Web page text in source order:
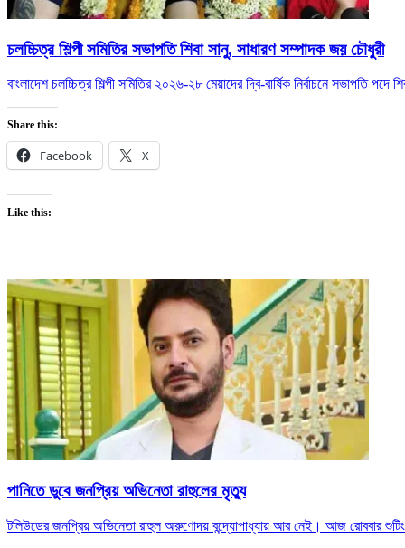
চলচ্চিত্র শিল্পী সমিতির সভাপতি শিবা সানু, সাধারণ সম্পাদক জয় চৌধুরী
বাংলাদেশ চলচ্চিত্র শিল্পী সমিতির ২০২৬-২৮ মেয়াদের দ্বি-বার্ষিক নির্বাচনে সভাপতি পদে
Share this:
Facebook X
Like this:
পানিতে ডুবে জনপ্রিয় অভিনেতা রাহুলের মৃত্যু
টলিউডের জনপ্রিয় অভিনেতা রাহুল অরুণোদয় বন্দ্যোপাধ্যায় আর নেই। আজ রোববার